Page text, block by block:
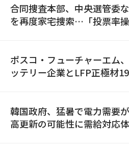
合同捜査本部、中央選管委
を再度家宅捜索…「投票率
ポスコ・フューチャーエム
ッテリー企業とLFP正極材
韓国政府、猛暑で電力需要
高更新の可能性に需給対応